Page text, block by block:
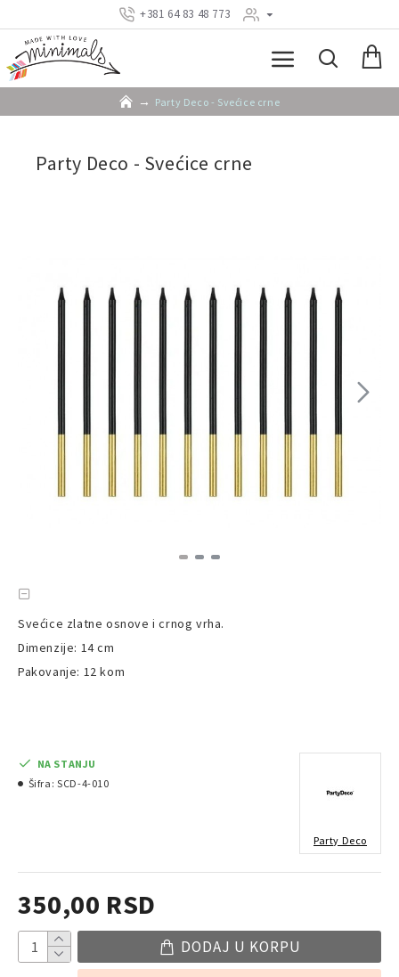
+381 64 83 48 773
Party Deco - Svećice crne
Party Deco - Svećice crne
Svećice zlatne osnove i crnog vrha.
Dimenzije: 14 cm
Pakovanje: 12 kom
350,00 RSD
NA STANJU
Šifra: SCD-4-010
Party Deco
DODAJ U KORPU